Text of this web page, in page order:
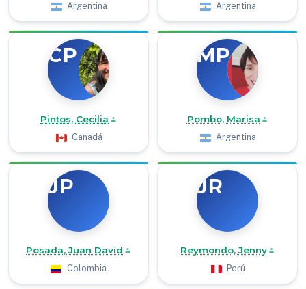
Argentina Argentina
CP
Pintos, Cecilia
Canadá
MP
Pombo, Marisa
Argentina
JP
Posada, Juan David
Colombia
JR
Reymondo, Jenny
Perú